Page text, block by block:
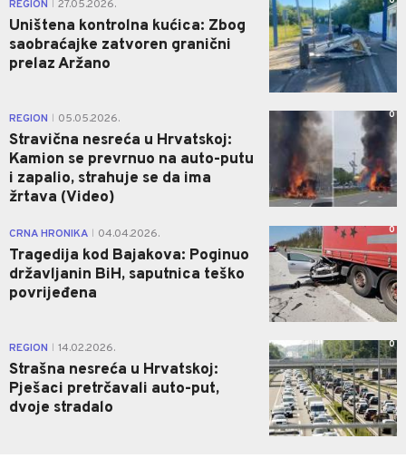
REGION 27.05.2026.
Uništena kontrolna kućica: Zbog
saobraćajke zatvoren granični
prelaz Aržano
REGION 05.05.2026.
Stravična nesreća u Hrvatskoj:
Kamion se prevrnuo na auto-putu
i zapalio, strahuje se da ima
žrtava (Video)
0
CRNA HRONIKA 04.04.2026.
Tragedija kod Bajakova: Poginuo
državljanin BiH, saputnica teško
povrijeđena
0
REGION 14.02.2026.
Strašna nesreća u Hrvatskoj:
Pješaci pretrčavali auto-put,
dvoje stradalo
0